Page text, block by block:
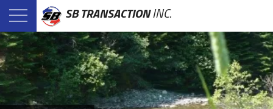
SB TRANSACTIONINC.